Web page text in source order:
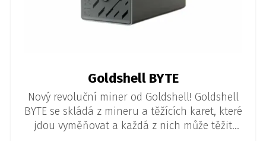
Goldshell BYTE
Nový revoluční miner od Goldshell! Goldshell
BYTE se skládá z mineru a těžících karet, které
jdou vyměňovat a každá z nich může těžit